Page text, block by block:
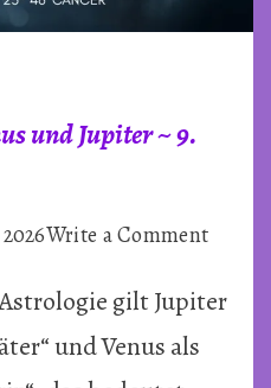
und Jupiter ~ 9.
Write a Commenton
von
gilt Jupiter
und Venus als